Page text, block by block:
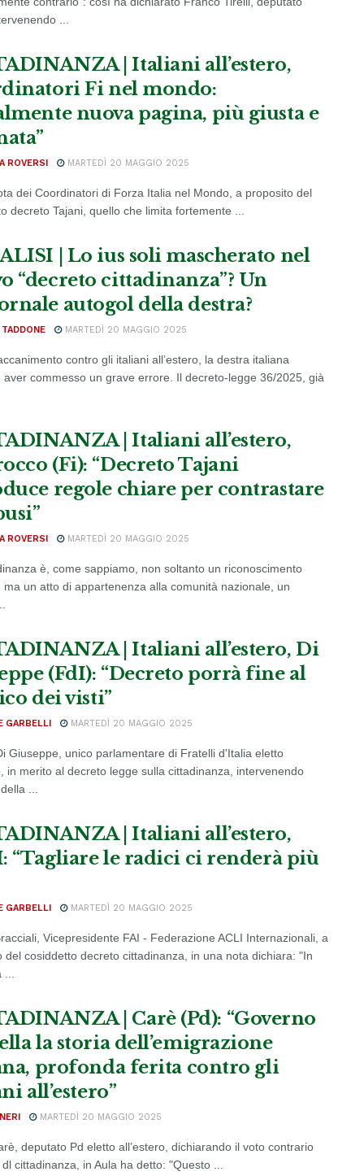
...
| Italiani all’estero,
Fi nel mondo:
nuova pagina, più giusta e
ROVERSI MARTEDÌ 20 MAGGIO 2025
dei Coordinatori di Forza Italia nel Mondo, a proposito del
decreto Tajani, quello che limita fortemente ...
| Lo ius soli mascherato nel
“decreto cittadinanza”? Un
autogol della destra?
MARTEDÌ 20 MAGGIO 2025
contro gli italiani all’estero, la destra italiana
aver commesso un grave errore. Il decreto-legge 36/2025, già
| Italiani all’estero,
(Fi): “Decreto Tajani
regole chiare per contrastare
ROVERSI MARTEDÌ 20 MAGGIO 2025
è, come sappiamo, non soltanto un riconoscimento
ma un atto di appartenenza alla comunità nazionale, un
| Italiani all’estero, Di
(FdI): “Decreto porrà fine al
dei visti”
GARBELLI MARTEDÌ 20 MAGGIO 2025
Giuseppe, unico parlamentare di Fratelli d'Italia eletto
in merito al decreto legge sulla cittadinanza, intervenendo
...
| Italiani all’estero,
“Tagliare le radici ci renderà più
GARBELLI MARTEDÌ 20 MAGGIO 2025
Vicepresidente FAI - Federazione ACLI Internazionali, a
del cosiddetto decreto cittadinanza, in una nota dichiara: "In
| Carè (Pd): “Governo
la storia dell’emigrazione
profonda ferita contro gli
all’estero”
MARTEDÌ 20 MAGGIO 2025
deputato Pd eletto all’estero, dichiarando il voto contrario
cittadinanza, in Aula ha detto: "Questo ...